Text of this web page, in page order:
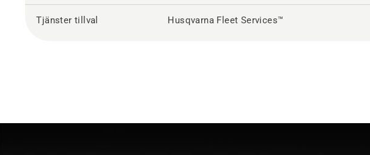
Tjänster tillval Husqvarna Fleet Services™